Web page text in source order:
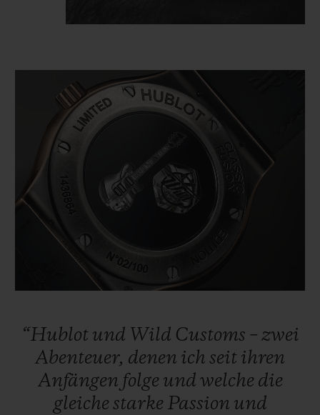
“Hublot und Wild Customs – zwei
Abenteuer, denen ich seit ihren
Anfängen folge und welche die
gleiche starke Passion und